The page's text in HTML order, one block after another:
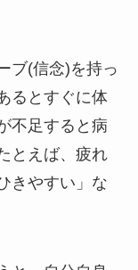
ブ(信念)を持っ
るとすぐに体
不足すると病
とえば、疲れ
きやすい」な